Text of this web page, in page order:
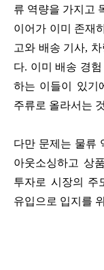
류 역량을 가지고
이어가 이미 존재
고와 배송 기사,
다. 이미 배송 경
하는 이들이 있기
주류로 올라서는
다만 문제는 물류
아웃소싱하고 상
투자로 시장의 주
유입으로 입지를